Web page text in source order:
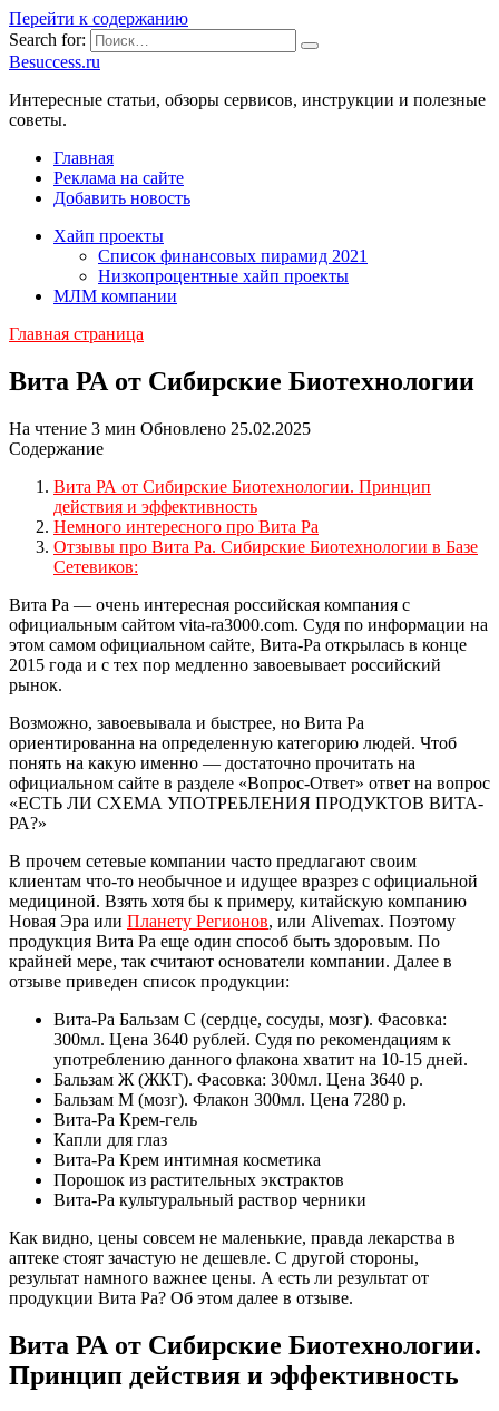
Перейти к содержанию
Search for:
Besuccess.ru
Интересные статьи, обзоры сервисов, инструкции и полезные
советы.
Главная
Реклама на сайте
Добавить новость
Хайп проекты
Список финансовых пирамид 2021
Низкопроцентные хайп проекты
МЛМ компании
Главная страница
Вита РА от Сибирские Биотехнологии
На чтение 3 мин Обновлено 25.02.2025
Содержание
Вита РА от Сибирские Биотехнологии. Принцип
действия и эффективность
Немного интересного про Вита Ра
Отзывы про Вита Ра. Сибирские Биотехнологии в Базе
Сетевиков:
Вита Ра — очень интересная российская компания с
официальным сайтом vita-ra3000.com. Судя по информации на
этом самом официальном сайте, Вита-Ра открылась в конце
2015 года и с тех пор медленно завоевывает российский
рынок.
Возможно, завоевывала и быстрее, но Вита Ра
ориентированна на определенную категорию людей. Чтоб
понять на какую именно — достаточно прочитать на
официальном сайте в разделе «Вопрос-Ответ» ответ на вопрос
«ЕСТЬ ЛИ СХЕМА УПОТРЕБЛЕНИЯ ПРОДУКТОВ ВИТА-
РА?»
В прочем сетевые компании часто предлагают своим
клиентам что-то необычное и идущее вразрез с официальной
медициной. Взять хотя бы к примеру, китайскую компанию
Новая Эра или Планету Регионов, или Alivemax. Поэтому
продукция Вита Ра еще один способ быть здоровым. По
крайней мере, так считают основатели компании. Далее в
отзыве приведен список продукции:
Вита-Ра Бальзам С (сердце, сосуды, мозг). Фасовка:
300мл. Цена 3640 рублей. Судя по рекомендациям к
употреблению данного флакона хватит на 10-15 дней.
Бальзам Ж (ЖКТ). Фасовка: 300мл. Цена 3640 р.
Бальзам М (мозг). Флакон 300мл. Цена 7280 р.
Вита-Ра Крем-гель
Капли для глаз
Вита-Ра Крем интимная косметика
Порошок из растительных экстрактов
Вита-Ра культуральный раствор черники
Как видно, цены совсем не маленькие, правда лекарства в
аптеке стоят зачастую не дешевле. С другой стороны,
результат намного важнее цены. А есть ли результат от
продукции Вита Ра? Об этом далее в отзыве.
Вита РА от Сибирские Биотехнологии.
Принцип действия и эффективность